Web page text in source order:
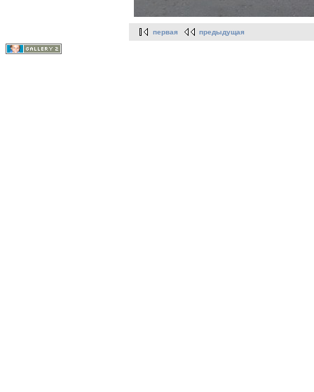
первая предыдущая